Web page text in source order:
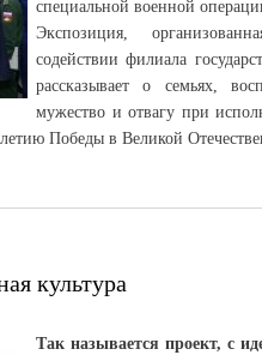
специальной военной
Экспозиция,
содействии филиала
рассказывает о семьях,
мужество и отвагу при
Победы в Великой
культура
Так называется проект, с